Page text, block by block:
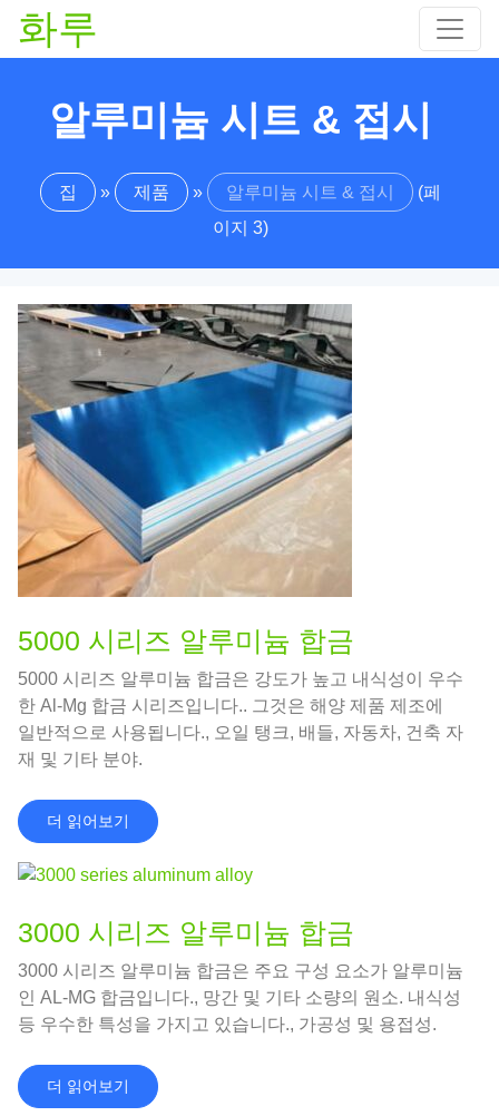
화루
알루미늄 시트 & 접시
집 » 제품 » 알루미늄 시트 & 접시
(페
이지 3)
5000 시리즈 알루미늄 합금
5000 시리즈 알루미늄 합금은 강도가 높고 내식성이 우수
한 Al-Mg 합금 시리즈입니다.. 그것은 해양 제품 제조에
일반적으로 사용됩니다., 오일 탱크, 배들, 자동차, 건축 자
재 및 기타 분야.
더 읽어보기
3000 시리즈 알루미늄 합금
3000 시리즈 알루미늄 합금은 주요 구성 요소가 알루미늄
인 AL-MG 합금입니다., 망간 및 기타 소량의 원소. 내식성
등 우수한 특성을 가지고 있습니다., 가공성 및 용접성.
더 읽어보기